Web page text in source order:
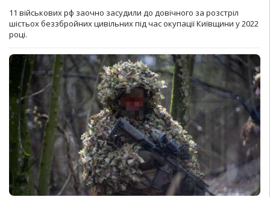
11 військових рф заочно засудили до довічного за розстріл
шістьох беззбройних цивільних під час окупації Київщини у 2022
році.